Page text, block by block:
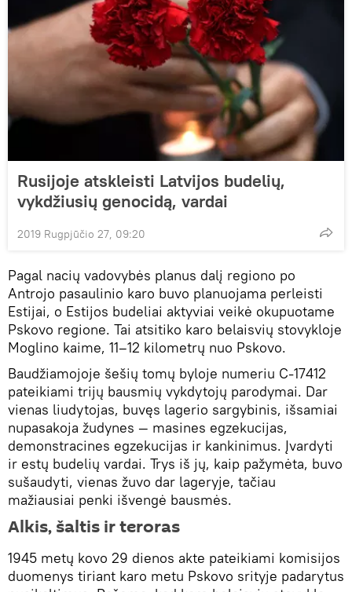
Rusijoje atskleisti Latvijos budelių,
vykdžiusių genocidą, vardai
2019 Rugpjūčio 27, 09:20
Pagal nacių vadovybės planus dalį regiono po
Antrojo pasaulinio karo buvo planuojama perleisti
Estijai, o Estijos budeliai aktyviai veikė okupuotame
Pskovo regione. Tai atsitiko karo belaisvių stovykloje
Moglino kaime, 11–12 kilometrų nuo Pskovo.
Baudžiamojoje šešių tomų byloje numeriu С-17412
pateikiami trijų bausmių vykdytojų parodymai. Dar
vienas liudytojas, buvęs lagerio sargybinis, išsamiai
nupasakoja žudynes — masines egzekucijas,
demonstracines egzekucijas ir kankinimus. Įvardyti
ir estų budelių vardai. Trys iš jų, kaip pažymėta, buvo
sušaudyti, vienas žuvo dar lageryje, tačiau
mažiausiai penki išvengė bausmės.
Alkis, šaltis ir teroras
1945 metų kovo 29 dienos akte pateikiami komisijos
duomenys tiriant karo metu Pskovo srityje padarytus